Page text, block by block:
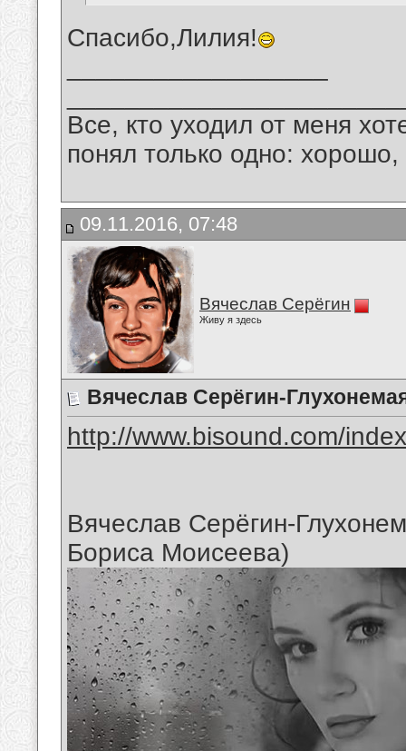
Спасибо,Лилия!
Все, кто уходил от меня
понял только одно:
09.11.2016, 07:48
Вячеслав Серёгин
Живу я здесь
Вячеслав Серёгин-
http://www.bisound.com/
Вячеслав Серёгин-
Бориса Моисеева)